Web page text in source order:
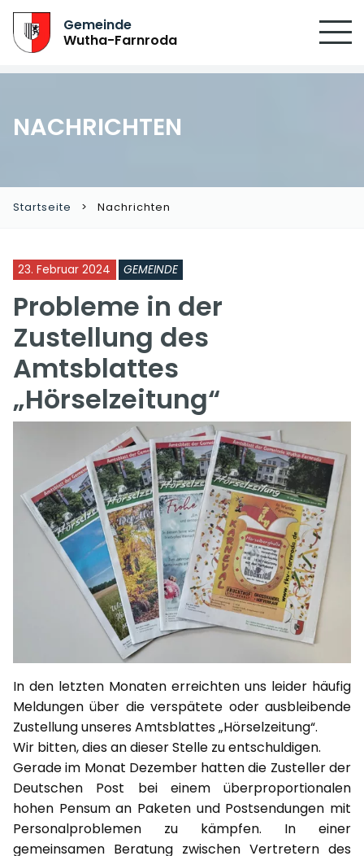
Gemeinde
Wutha-Farnroda
NACHRICHTEN
Startseite Nachrichten
23. Februar 2024 GEMEINDE
Probleme in der
Zustellung des
Amtsblattes
„Hörselzeitung“
In den letzten Monaten erreichten uns leider häufig
Meldungen über die verspätete oder ausbleibende
Zustellung unseres Amtsblattes „Hörselzeitung“.
Wir bitten, dies an dieser Stelle zu entschuldigen.
Gerade im Monat Dezember hatten die Zusteller der
Deutschen Post bei einem überproportionalen
hohen Pensum an Paketen und Postsendungen mit
Personalproblemen zu kämpfen. In einer
gemeinsamen Beratung zwischen Vertretern des